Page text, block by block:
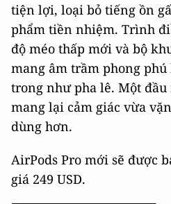
tiện lợi, loại bỏ tiếng ồn
phẩm tiền nhiệm. Trình
độ méo thấp mới và bộ
mang âm trầm phong
trong như pha lê. Một
mang lại cảm giác vừa
dùng hơn.
AirPods Pro mới sẽ được
giá 249 USD.